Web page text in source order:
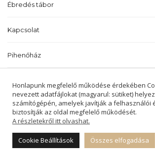
Ébredés tábor
Kapcsolat
Pihenőház
2022 © BALATONALMÁDI ÉS
REFORMÁTUS
MINDEN JOG FENNTARTVA.
Honlapunk megfelelő működése érdekében
nevezett adatfájlokat (magyarul: sütiket)
számítógépén, amelyek javítják a felhasználói
biztosítják az oldal megfelelő működését.
A részletekről itt olvashat.
Cookie Beállítások Összes elfogadása